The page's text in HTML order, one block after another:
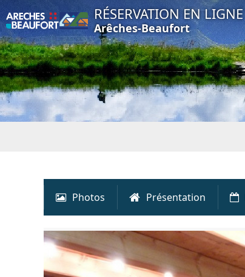
RÉSERVATION EN LIGNE
Arêches-Beaufort
Photos Présentation